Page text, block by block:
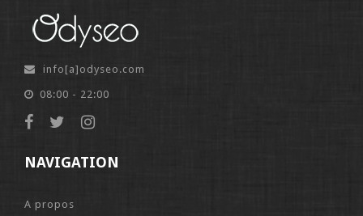
info[a]odyseo.com
08:00 - 22:00
NAVIGATION
A propos